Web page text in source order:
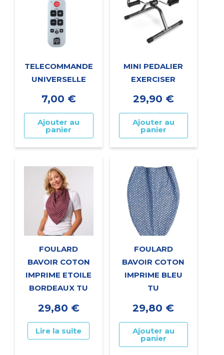
TELECOMMANDE
UNIVERSELLE
7,00 €
Ajouter au
panier
MINI PEDALIER
EXERCISER
29,90 €
Ajouter au
panier
FOULARD
BAVOIR COTON
IMPRIME ETOILE
BORDEAUX TU
29,80 €
Lire la suite
FOULARD
BAVOIR COTON
IMPRIME BLEU
TU
29,80 €
Ajouter au
panier